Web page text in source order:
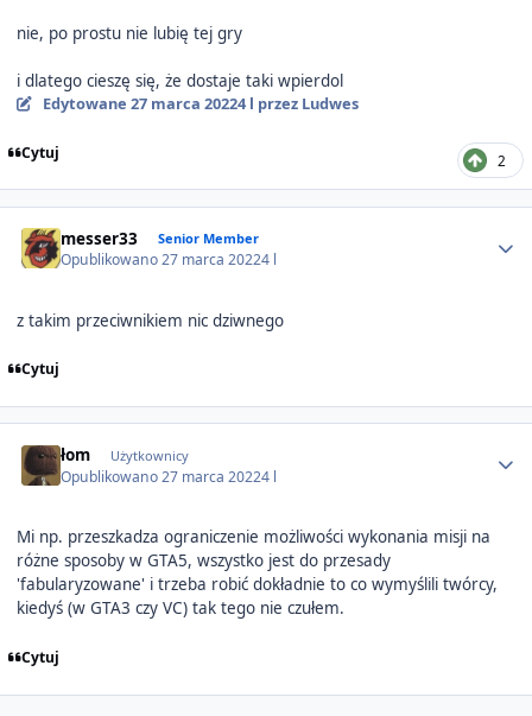
nie, po prostu nie lubię tej gry
i dlatego cieszę się, że dostaje taki wpierdol
Edytowane 27 marca 20224 l przez Ludwes
Cytuj 2
messer33 Senior Member
Opublikowano27 marca 20224 l
z takim przeciwnikiem nic dziwnego
Cytuj
łom Użytkownicy
Opublikowano27 marca 20224 l
Mi np. przeszkadza ograniczenie możliwości wykonania misji na
różne sposoby w GTA5, wszystko jest do przesady
'fabularyzowane' i trzeba robić dokładnie to co wymyślili twórcy,
kiedyś (w GTA3 czy VC) tak tego nie czułem.
Cytuj